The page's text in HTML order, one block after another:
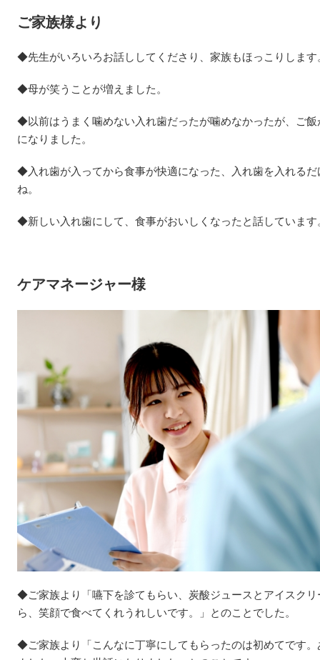
ご家族様より
◆先生がいろいろお話ししてくださり、家族もほっこりします
◆母が笑うことが増えました。
◆以前はうまく噛めない入れ歯だったが噛めなかったが、ご飯
になりました。
◆入れ歯が入ってから食事が快適になった、入れ歯を入れるだ
ね。
◆新しい入れ歯にして、食事がおいしくなったと話しています
ケアマネージャー様
◆ご家族より「嚥下を診てもらい、炭酸ジュースとアイスクリ
ら、笑顔で食べてくれうれしいです。」とのことでした。
◆ご家族より「こんなに丁寧にしてもらったのは初めてです。